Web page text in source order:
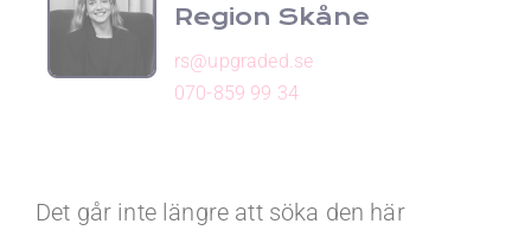
Region Skåne
rs@upgraded.se
070-859 99 34
Det går inte längre att söka den här